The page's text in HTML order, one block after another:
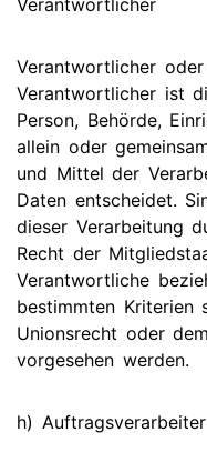
Verantwortlicher
Verantwortlicher
Verantwortlicher ist
Person, Behörde,
allein oder
und Mittel der
Daten entscheidet.
dieser Verarbeitung
Recht der
Verantwortliche
bestimmten Kriterien
Unionsrecht oder
vorgesehen werden.
h) Auftragsverarbeiter